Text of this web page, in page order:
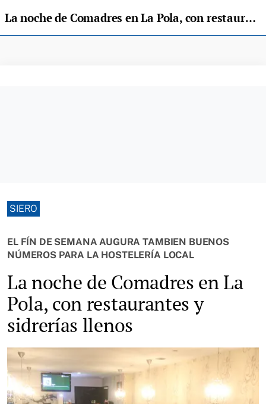
La noche de Comadres en La Pola, con restaurantes y sidrerías llenos
SIERO
EL FÍN DE SEMANA AUGURA TAMBIEN BUENOS
NÚMEROS PARA LA HOSTELERÍA LOCAL
La noche de Comadres en La
Pola, con restaurantes y
sidrerías llenos